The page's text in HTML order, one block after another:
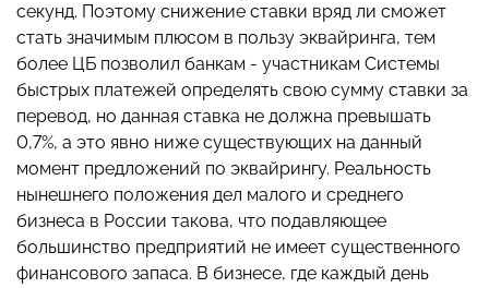
секунд. Поэтому снижение ставки вряд ли сможет
стать значимым плюсом в пользу эквайринга, тем
более ЦБ позволил банкам - участникам Системы
быстрых платежей определять свою сумму ставки за
перевод, но данная ставка не должна превышать
0,7%, а это явно ниже существующих на данный
момент предложений по эквайрингу. Реальность
нынешнего положения дел малого и среднего
бизнеса в России такова, что подавляющее
большинство предприятий не имеет существенного
финансового запаса. В бизнесе, где каждый день